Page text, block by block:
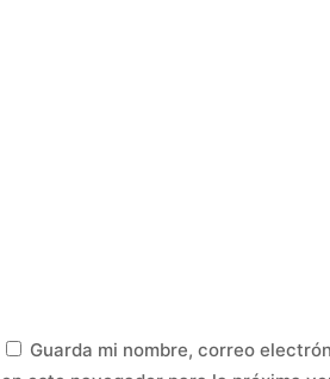
Guarda mi nombre, correo